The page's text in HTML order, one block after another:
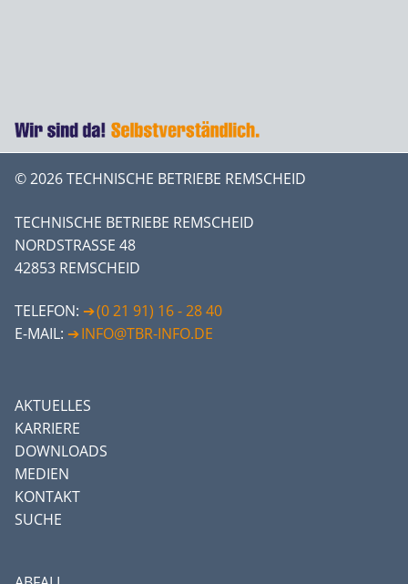
© 2026 TECHNISCHE BETRIEBE REMSCHEID
TECHNISCHE BETRIEBE REMSCHEID
NORDSTRASSE 48
42853 REMSCHEID
TELEFON:
(0 21 91) 16 - 28 40
E-MAIL:
INFO@TBR-INFO.DE
AKTUELLES
KARRIERE
DOWNLOADS
MEDIEN
KONTAKT
SUCHE